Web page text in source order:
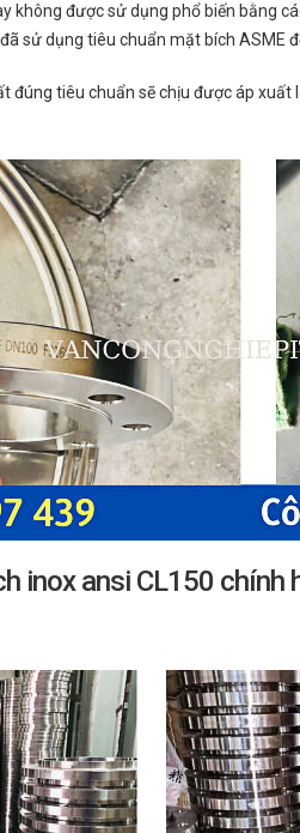
không được sử dụng phổ biến bằng
sử dụng tiêu chuẩn mặt bích ASME
đúng tiêu chuẩn sẽ chịu được áp
inox ansi CL150